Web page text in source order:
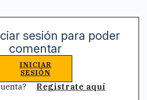
sesión para poder
comentar
INICIAR
SESIÓN
Registrate aquí